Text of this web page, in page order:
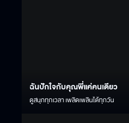
ฉันปักใจกับคุณพี่แค่คนเดียว
ดูสนุกทุกเวลา เพลิดเพลินได้ทุกวัน